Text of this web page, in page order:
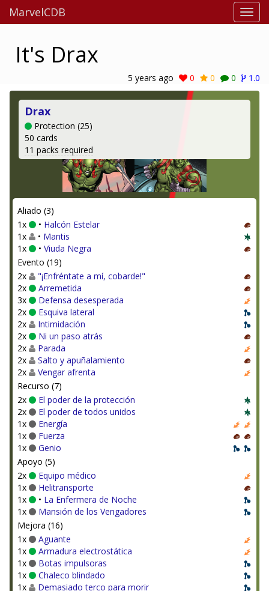
MarvelCDB
It's Drax
5 years ago 0 0 0 1.0
Drax
Protection (25)
50 cards
11 packs required
Aliado (3)
1x
• Halcón Estelar
1x
• Mantis
1x
• Viuda Negra
Evento (19)
2x
"¡Enfréntate a mí, cobarde!"
2x
Arremetida
3x
Defensa desesperada
2x
Esquiva lateral
2x
Intimidación
2x
Ni un paso atrás
2x
Parada
2x
Salto y apuñalamiento
2x
Vengar afrenta
Recurso (7)
2x
El poder de la protección
2x
El poder de todos unidos
1x
Energía
1x
Fuerza
1x
Genio
Apoyo (5)
2x
Equipo médico
1x
Helitransporte
1x
• La Enfermera de Noche
1x
Mansión de los Vengadores
Mejora (16)
1x
Aguante
1x
Armadura electrostática
1x
Botas impulsoras
1x
Chaleco blindado
1x
Demasiado terco para morir